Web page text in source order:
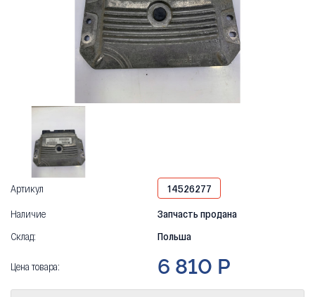
Артикул
14526277
Наличие
Запчасть продана
Склад:
Польша
Цена товара: 6 810 Р